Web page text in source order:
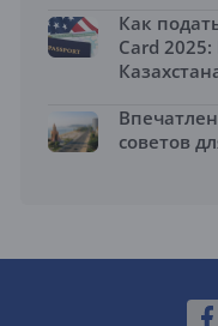
Как
Card
советов